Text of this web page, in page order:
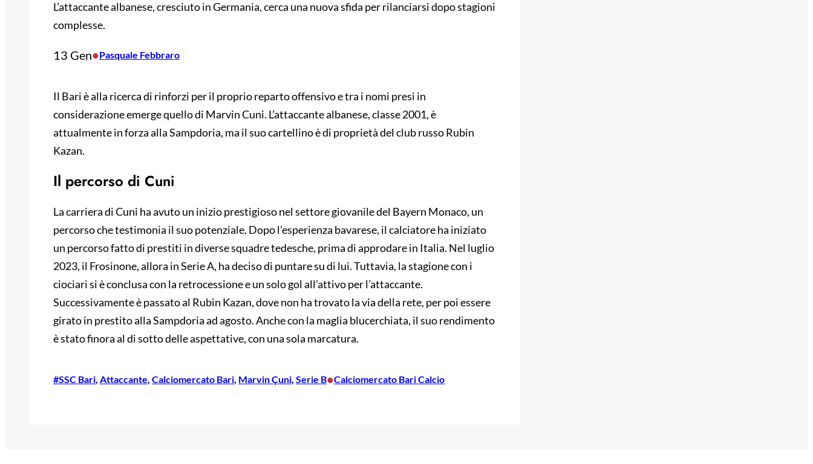
L’attaccante albanese, cresciuto in Germania, cerca una nuova sfida per rilanciarsi dopo stagioni
complesse.
13 Gen•Pasquale Febbraro
Il Bari è alla ricerca di rinforzi per il proprio reparto offensivo e tra i nomi presi in
considerazione emerge quello di Marvin Cuni. L’attaccante albanese, classe 2001, è
attualmente in forza alla Sampdoria, ma il suo cartellino è di proprietà del club russo Rubin
Kazan.
Il percorso di Cuni
La carriera di Cuni ha avuto un inizio prestigioso nel settore giovanile del Bayern Monaco, un
percorso che testimonia il suo potenziale. Dopo l’esperienza bavarese, il calciatore ha iniziato
un percorso fatto di prestiti in diverse squadre tedesche, prima di approdare in Italia. Nel luglio
2023, il Frosinone, allora in Serie A, ha deciso di puntare su di lui. Tuttavia, la stagione con i
ciociari si è conclusa con la retrocessione e un solo gol all’attivo per l’attaccante.
Successivamente è passato al Rubin Kazan, dove non ha trovato la via della rete, per poi essere
girato in prestito alla Sampdoria ad agosto. Anche con la maglia blucerchiata, il suo rendimento
è stato finora al di sotto delle aspettative, con una sola marcatura.
#SSC Bari, Attaccante, Calciomercato Bari, Marvin Çuni, Serie B•Calciomercato Bari Calcio